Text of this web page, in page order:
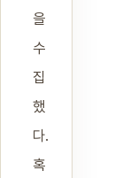
을
수
집
했
다.
혹